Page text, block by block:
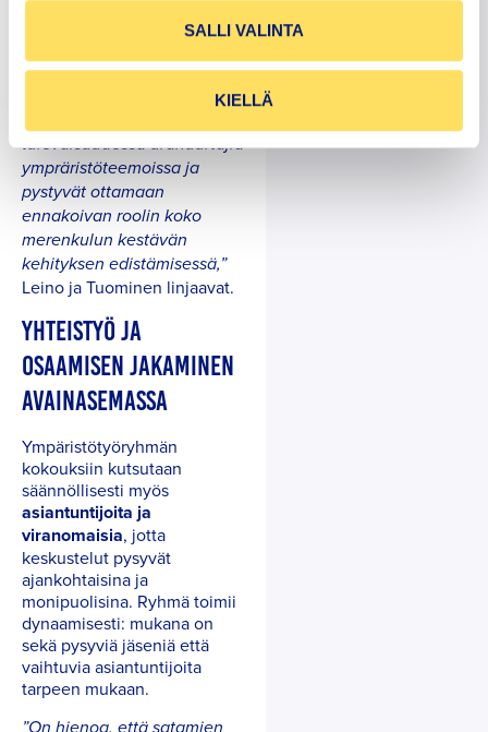
SALLI VALINTA
KIELLÄ
”Ympäristöasioissa pyritään
mieluiten askeleen edellä.
tulevaisuudessa uranuurtajia
ympräristöteemoissa ja
pystyvät ottamaan
ennakoivan roolin koko
merenkulun kestävän
kehityksen edistämisessä,”
Leino ja Tuominen linjaavat.
YHTEISTYÖ JA
OSAAMISEN JAKAMINEN
AVAINASEMASSA
Ympäristötyöryhmän
kokouksiin kutsutaan
säännöllisesti myös
asiantuntijoita ja
viranomaisia, jotta
keskustelut pysyvät
ajankohtaisina ja
monipuolisina. Ryhmä toimii
dynaamisesti: mukana on
sekä pysyviä jäseniä että
vaihtuvia asiantuntijoita
tarpeen mukaan.
”On hienoa, että satamien